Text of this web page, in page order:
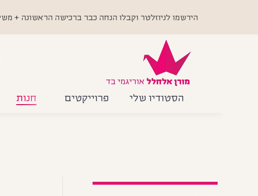
הסטודיו שלי פרוייקטים חנות
הירשמו לניוזלטר וקבלו הנחה כבר ברכישה הראשונה + משלוח